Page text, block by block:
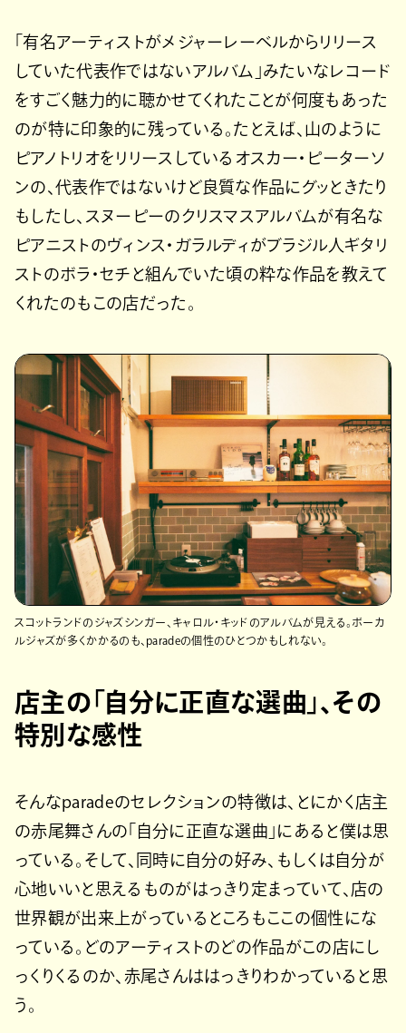
「有名アーティストがメジャーレーベルからリリース
していた代表作ではないアルバム」みたいなレコード
をすごく魅力的に聴かせてくれたことが何度もあった
のが特に印象的に残っている。たとえば、山のように
ピアノトリオをリリースしているオスカー・ピーターソ
ンの、代表作ではないけど良質な作品にグッときたり
もしたし、スヌーピーのクリスマスアルバムが有名な
ピアニストのヴィンス・ガラルディがブラジル人ギタリ
ストのボラ・セチと組んでいた頃の粋な作品を教えて
くれたのもこの店だった。
スコットランドのジャズシンガー、キャロル・キッドのアルバムが見える。ボーカ
ルジャズが多くかかるのも、paradeの個性のひとつかもしれない。
店主の「自分に正直な選曲」、その
特別な感性
そんなparadeのセレクションの特徴は、とにかく店主
の赤尾舞さんの「自分に正直な選曲」にあると僕は思
っている。そして、同時に自分の好み、もしくは自分が
心地いいと思えるものがはっきり定まっていて、店の
世界観が出来上がっているところもここの個性にな
っている。どのアーティストのどの作品がこの店にし
っくりくるのか、赤尾さんははっきりわかっていると思
う。